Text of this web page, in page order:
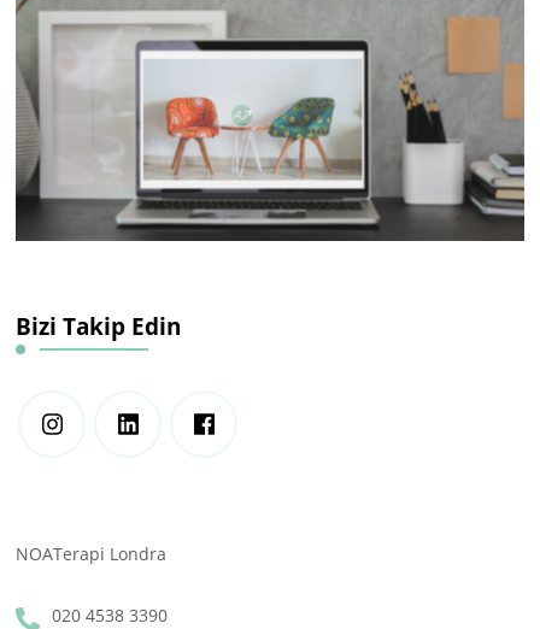
Bizi Takip Edin
NOATerapi Londra
020 4538 3390